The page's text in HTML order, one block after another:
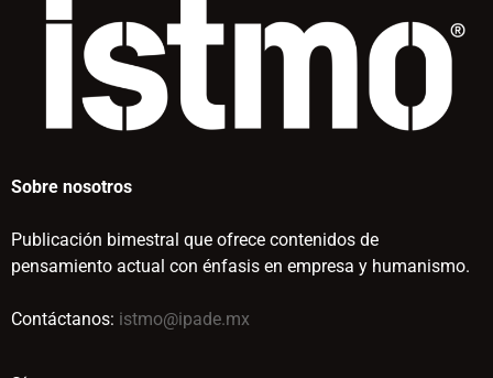
Sobre nosotros
Publicación bimestral que ofrece contenidos de
pensamiento actual con énfasis en empresa y humanismo.
Contáctanos: istmo@ipade.mx